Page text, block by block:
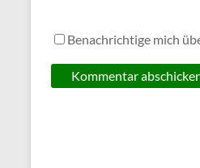
Benachrichtige mich